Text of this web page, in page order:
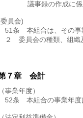
③ 議事録の作成に係
員会)
第51条 本組合は、その
２ 委員会の種類、組織
７章 会計
（事業年度）
第52条 本組合の事業年